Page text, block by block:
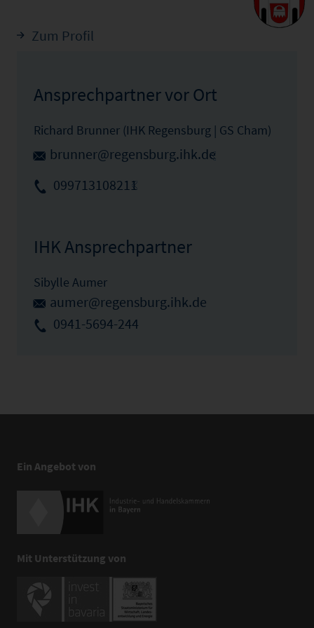
Zum Profil
Ansprechpartner vor Ort
Richard Brunner (IHK Regensburg | GS Cham)
brunner@regensburg.ihk.de
099713108211
IHK Ansprechpartner
Sibylle Aumer
aumer@regensburg.ihk.de
0941-5694-244
Ein Angebot von
Mit Unterstützung von